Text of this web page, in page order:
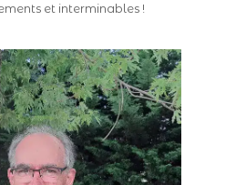
et interminables !